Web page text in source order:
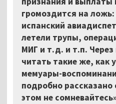
громоздится на
испанский
летели трупы,
МИГ и т.д. и т.п.
читать такие же, как
мемуары-
подробно рассказано
этом не